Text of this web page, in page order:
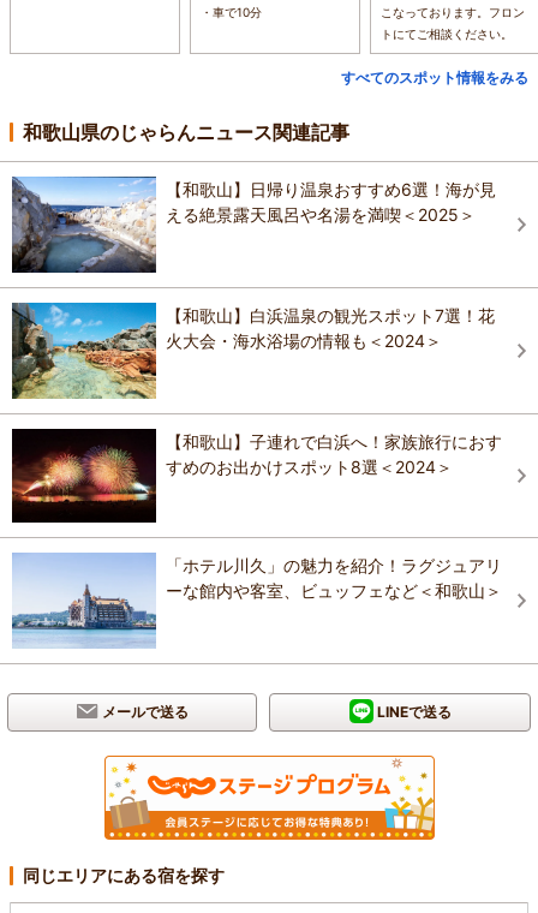
・車で10分
こなっております。フロン
トにてご相談ください。
すべてのスポット情報をみる
和歌山県のじゃらんニュース関連記事
【和歌山】日帰り温泉おすすめ6選！海が見
える絶景露天風呂や名湯を満喫＜2025＞
【和歌山】白浜温泉の観光スポット7選！花
火大会・海水浴場の情報も＜2024＞
【和歌山】子連れで白浜へ！家族旅行におす
すめのお出かけスポット8選＜2024＞
「ホテル川久」の魅力を紹介！ラグジュアリ
ーな館内や客室、ビュッフェなど＜和歌山＞
メールで送る LINEで送る
同じエリアにある宿を探す